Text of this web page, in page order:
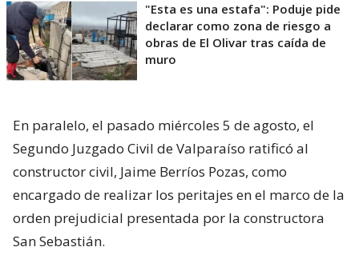
"Esta es una estafa": Poduje pide
declarar como zona de riesgo a
obras de El Olivar tras caída de
muro
En paralelo, el pasado miércoles 5 de agosto, el
Segundo Juzgado Civil de Valparaíso ratificó al
constructor civil, Jaime Berríos Pozas, como
encargado de realizar los peritajes en el marco de la
orden prejudicial presentada por la constructora
San Sebastián.